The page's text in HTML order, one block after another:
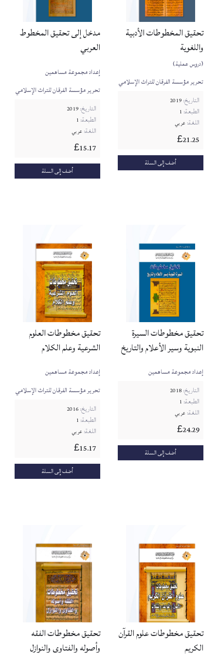
تحقيق المخطوطات الأدبية
واللغوية
(دروس عملية)
تحرير مؤسسة الفرقان للتراث الإسلامي
التاريخ:2019
الطبعة: 1
اللغة:عربي
£21.25
أضف إلى السلة
مدخل إلى تحقيق المخطوط
العربي
إعداد مجموعة مساهمين
تحرير مؤسسة الفرقان للتراث الإسلامي
التاريخ:2019
الطبعة: 1
اللغة:عربي
£15.17
أضف إلى السلة
تحقيق مخطوطات السيرة
النبوية وسير الأعلام والتاريخ
إعداد مجموعة مساهمين
التاريخ:2018
الطبعة: 1
اللغة:عربي
£24.29
أضف إلى السلة
تحقيق مخطوطات العلوم
الشرعية وعلم الكلام
إعداد مجموعة مساهمين
تحرير مؤسسة الفرقان للتراث الإسلامي
التاريخ:2016
الطبعة: 1
اللغة:عربي
£15.17
أضف إلى السلة
تحقيق مخطوطات علوم القرآن
الكريم
تحقيق مخطوطات الفقه
وأصوله والفتاوى والنوازل